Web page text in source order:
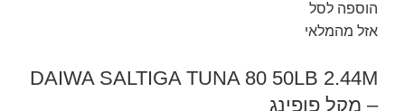
הוספה לסל
אזל מהמלאי
DAIWA SALTIGA TUNA 80 50LB 2.44M
– מקל פופינג